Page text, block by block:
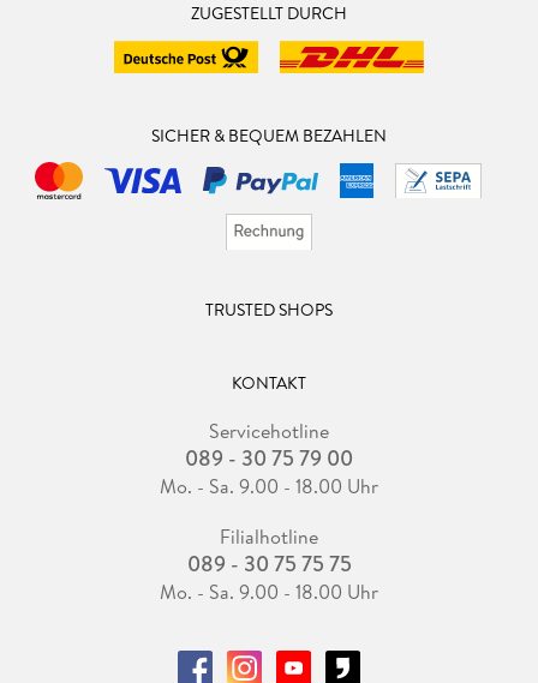
ZUGESTELLT DURCH
SICHER & BEQUEM BEZAHLEN
TRUSTED SHOPS
KONTAKT
Servicehotline
089 - 30 75 79 00
Mo. - Sa. 9.00 - 18.00 Uhr
Filialhotline
089 - 30 75 75 75
Mo. - Sa. 9.00 - 18.00 Uhr